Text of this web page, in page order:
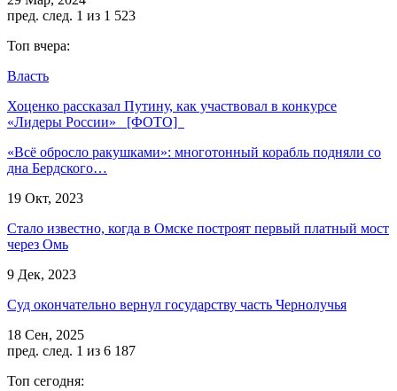
пред. след. 1 из 1 523
Топ вчера:
Власть
Хоценко рассказал Путину, как участвовал в конкурсе
«Лидеры России» [ФОТО]
«Всё обросло ракушками»: многотонный корабль подняли со
дна Бердского…
19 Окт, 2023
Стало известно, когда в Омске построят первый платный мост
через Омь
9 Дек, 2023
Суд окончательно вернул государству часть Чернолучья
18 Сен, 2025
пред. след. 1 из 6 187
Топ сегодня: